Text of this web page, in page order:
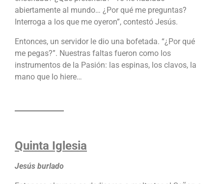
abiertamente al mundo… ¿Por qué me preguntas?
Interroga a los que me oyeron”, contestó Jesús.
Entonces, un servidor le dio una bofetada. “¿Por qué
me pegas?”. Nuestras faltas fueron como los
instrumentos de la Pasión: las espinas, los clavos, la
mano que lo hiere…
Quinta Iglesia
Jesús burlado